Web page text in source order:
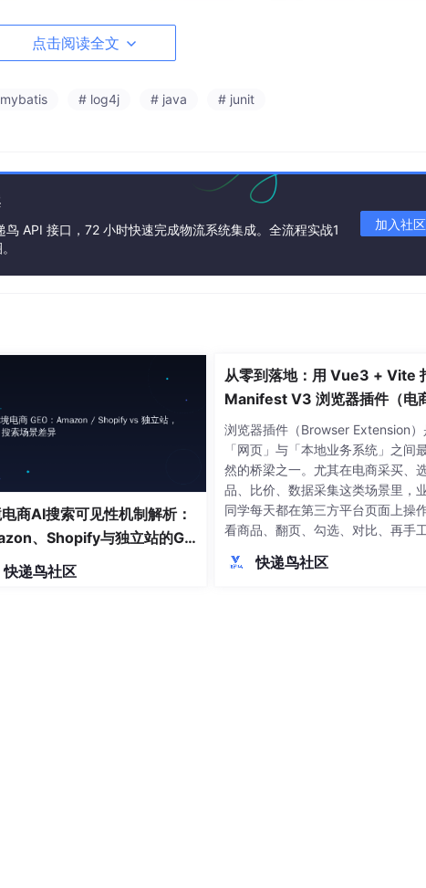
点击阅读全文
# log4j # java # junit
API 接口，72 小时快速完成物流系统集成。全流程实战1
加入社区
商AI搜索可见性机制解析：
、Shopify与独立站的GE
术差异实证
快递鸟社区
从零到落地：用 Vue3 + Vite
Manifest V3 浏览器插件（电
买助手实战）
浏览器插件（Browser Extension）
「网页」与「本地业务系统」之间
然的桥梁之一。尤其在电商采买、
品、比价、数据采集这类场景里，
同学每天都在第三方平台页面上操
看商品、翻页、勾选、对比、再手
低。如果能把「识别商品 → 判断是
快递鸟社区